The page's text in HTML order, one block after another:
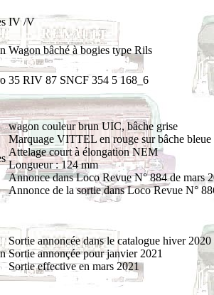
IV /V
Wagon bâché à bogies type Rils
35 RIV 87 SNCF 354 5 168_6
wagon couleur brun UIC, bâche grise
Marquage VITTEL en rouge sur bâche
Attelage court à élongation NEM
Longueur : 124 mm
Annonce dans Loco Revue N° 884 de mars
Annonce de la sortie dans Loco Revue N°
Sortie annoncée dans le catalogue hiver
Sortie annonçée pour janvier 2021
Sortie effective en mars 2021